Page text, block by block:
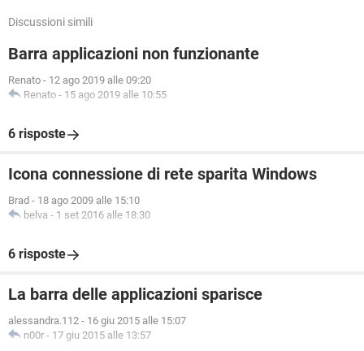
Discussioni simili
Barra applicazioni non funzionante
Renato - 12 ago 2019 alle 09:20
Renato - 15 ago 2019 alle 10:55
6 risposte
Icona connessione di rete sparita Windows
Brad - 18 ago 2009 alle 15:10
belva - 1 set 2016 alle 18:30
6 risposte
La barra delle applicazioni sparisce
alessandra.112 - 16 giu 2015 alle 15:07
n00r - 17 giu 2015 alle 13:57